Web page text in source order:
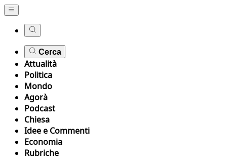
Cerca
Attualità
Politica
Mondo
Agorà
Podcast
Chiesa
Idee e Commenti
Economia
Rubriche